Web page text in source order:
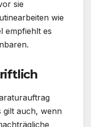
sie
wie
empfiehlt es
gilt auch, wenn